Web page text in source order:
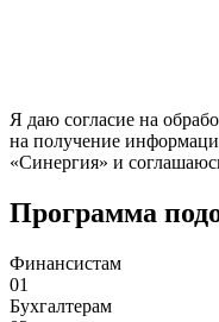
Я даю согласие на
на получение
«Синергия» и
Программа
Финансистам
01
Бухгалтерам